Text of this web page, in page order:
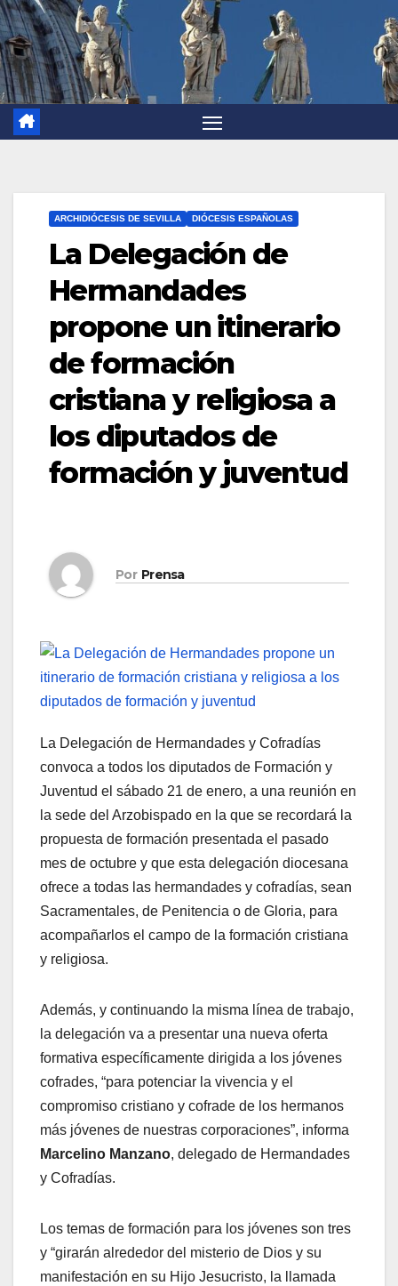
ARCHIDIÓCESIS DE SEVILLA DIÓCESIS ESPAÑOLAS
La Delegación de
Hermandades
propone un itinerario
de formación
cristiana y religiosa a
los diputados de
formación y juventud
Por Prensa
La Delegación de Hermandades y Cofradías
convoca a todos los diputados de Formación y
Juventud el sábado 21 de enero, a una reunión en
la sede del Arzobispado en la que se recordará la
propuesta de formación presentada el pasado
mes de octubre y que esta delegación diocesana
ofrece a todas las hermandades y cofradías, sean
Sacramentales, de Penitencia o de Gloria, para
acompañarlos el campo de la formación cristiana
y religiosa.
Además, y continuando la misma línea de trabajo,
la delegación va a presentar una nueva oferta
formativa específicamente dirigida a los jóvenes
cofrades, “para potenciar la vivencia y el
compromiso cristiano y cofrade de los hermanos
más jóvenes de nuestras corporaciones”, informa
Marcelino Manzano, delegado de Hermandades
y Cofradías.
Los temas de formación para los jóvenes son tres
y “girarán alrededor del misterio de Dios y su
manifestación en su Hijo Jesucristo, la llamada